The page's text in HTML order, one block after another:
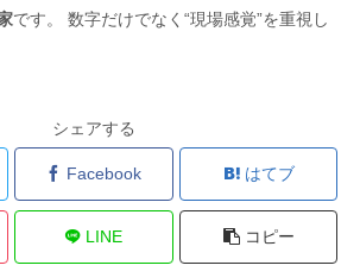
です。 数字だけでなく“現場感覚”を重視し
シェアする
Facebook はてブ
LINE コピー